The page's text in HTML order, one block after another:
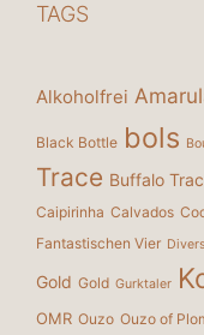
TAGS
Alkoholfrei
Black Bottle bols
Trace Buffalo
Caipirinha Calvados
Fantastischen Vier
Gold Gold Gurktaler
OMR Ouzo Ouzo of